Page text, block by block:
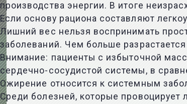
производства энергии. В итоге
Если основу рациона составляют
Лишний вес нельзя воспринимать
заболеваний. Чем больше
Внимание: пациенты с избыточной
сердечно-сосудистой системы, в
Ожирение относится к системным
Среди болезней, которые провоцирует